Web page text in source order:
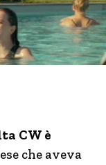
CW è
che aveva